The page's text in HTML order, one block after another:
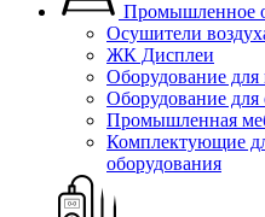
Промышленное
Осушители
ЖК Дисплеи
Оборудование для
Оборудование для
Промышленная
Комплектующие
оборудования